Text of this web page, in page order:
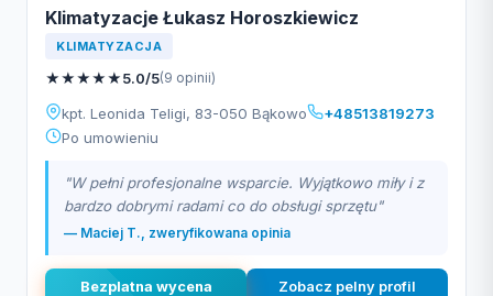
Klimatyzacje Łukasz Horoszkiewicz
KLIMATYZACJA
★★★★★5.0/5(9 opinii)
kpt. Leonida Teligi, 83-050 Bąkowo
+48513819273
Po umowieniu
"W pełni profesjonalne wsparcie. Wyjątkowo miły i z
bardzo dobrymi radami co do obsługi sprzętu"
— Maciej T., zweryfikowana opinia
Bezplatna wycena Zobacz pelny profil